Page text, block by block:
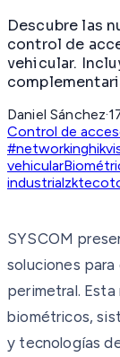
Descubre las
control de
vehicular.
Daniel Sánchez·
Control de
#networking
vehicular
industrialzkteco
SYSCOM
soluciones
perimetral.
biométricos,
y tecnologías